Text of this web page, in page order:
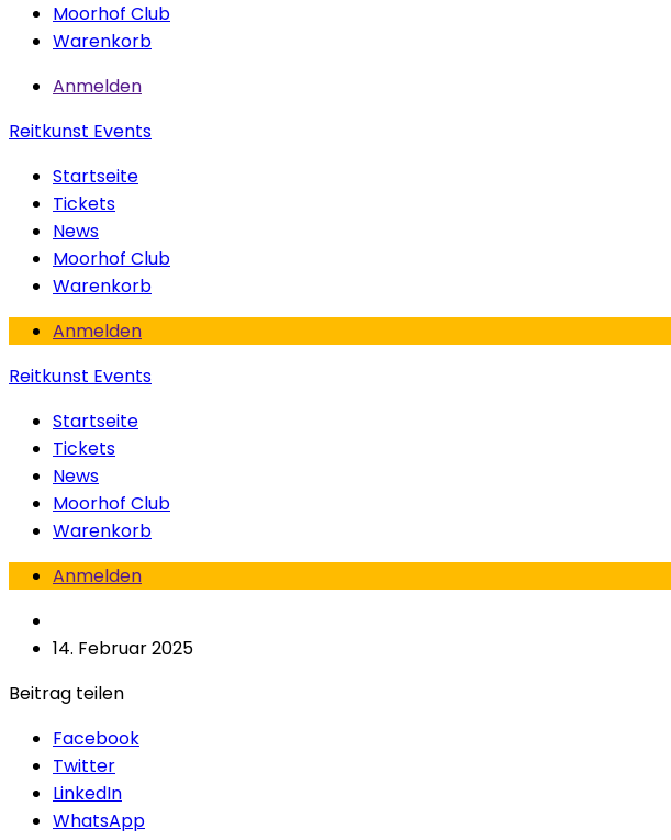
Moorhof Club
Warenkorb
Anmelden
Reitkunst Events
Startseite
Tickets
News
Moorhof Club
Warenkorb
Anmelden
Reitkunst Events
Startseite
Tickets
News
Moorhof Club
Warenkorb
Anmelden
14. Februar 2025
Beitrag teilen
Facebook
Twitter
LinkedIn
WhatsApp